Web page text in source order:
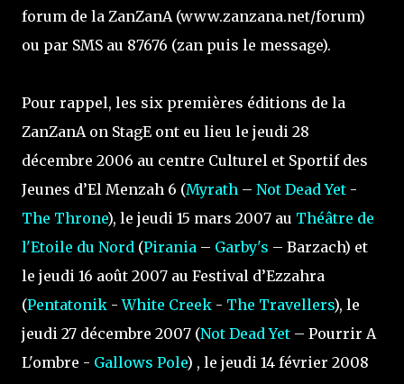
forum de la ZanZanA (www.zanzana.net/forum)
ou par SMS au 87676 (zan puis le message).
Pour rappel, les six premières éditions de la
ZanZanA on StagE ont eu lieu le jeudi 28
décembre 2006 au centre Culturel et Sportif des
Jeunes d’El Menzah 6 (Myrath – Not Dead Yet -
The Throne), le jeudi 15 mars 2007 au Théâtre de
l'Etoile du Nord (Pirania – Garby's – Barzach) et
le jeudi 16 août 2007 au Festival d’Ezzahra
(Pentatonik -White Creek - The Travellers), le
jeudi 27 décembre 2007 (Not Dead Yet – Pourrir A
L'ombre - Gallows Pole) , le jeudi 14 février 2008